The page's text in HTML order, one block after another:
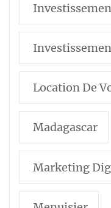
Location De
Madagascar
Marketing